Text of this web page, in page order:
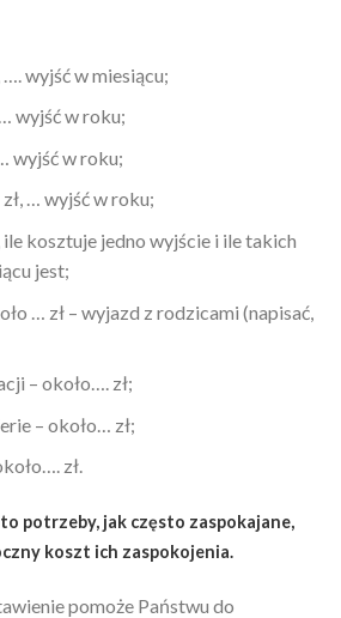
…. wyjść w miesiącu;
wyjść w roku;
wyjść w roku;
… wyjść w roku;
ile kosztuje jedno wyjście i ile takich
jest;
… zł – wyjazd z rodzicami (napisać,
– około…. zł;
– około… zł;
zł.
potrzeby, jak często zaspokajane,
koszt ich zaspokojenia.
pomoże Państwu do